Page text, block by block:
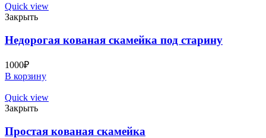
Quick view
Закрыть
Недорогая кованая скамейка под старину
1000₽
В корзину
Quick view
Закрыть
Простая кованая скамейка